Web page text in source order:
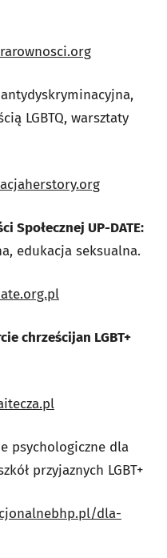
LGBTQ, warsztaty
Społecznej UP-DATE:
edukacja seksualna.
chrześcijan LGBT+
psychologiczne dla
przyjaznych LGBT+
dla-